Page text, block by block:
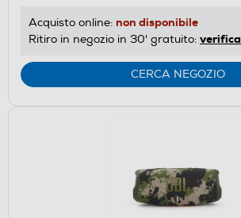
Acquisto online: non disponibile
Ritiro in negozio in 30' gratuito: verifica
CERCA NEGOZIO